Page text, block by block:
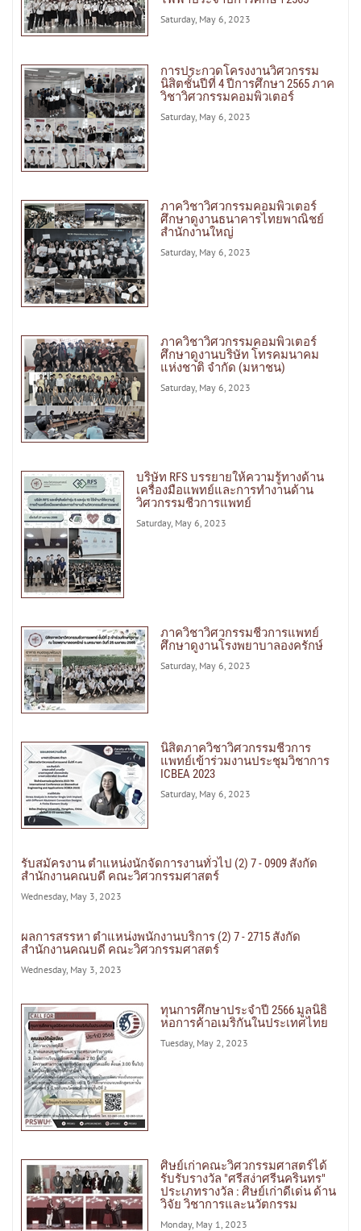
Saturday, May 6, 2023
การประกวดโครงงานวิศวกรรม
นิสิตชั้นปีที่ 4 ปีการศึกษา 2565 ภาค
วิชาวิศวกรรมคอมพิวเตอร์
Saturday, May 6, 2023
ภาควิชาวิศวกรรมคอมพิวเตอร์
ศึกษาดูงานธนาคารไทยพาณิชย์
สำนักงานใหญ่
Saturday, May 6, 2023
ภาควิชาวิศวกรรมคอมพิวเตอร์
ศึกษาดูงานบริษัท โทรคมนาคม
แห่งชาติ จำกัด (มหาชน)
Saturday, May 6, 2023
บริษัท RFS บรรยายให้ความรู้ทางด้าน
เครื่องมือแพทย์และการทำงานด้าน
วิศวกรรมชีวการแพทย์
Saturday, May 6, 2023
ภาควิชาวิศวกรรมชีวการแพทย์
ศึกษาดูงานโรงพยาบาลองครักษ์
Saturday, May 6, 2023
นิสิตภาควิชาวิศวกรรมชีวการ
แพทย์เข้าร่วมงานประชุมวิชาการ
ICBEA 2023
Saturday, May 6, 2023
รับสมัครงาน ตำแหน่งนักจัดการงานทั่วไป (2) 7 - 0909 สังกัด
สำนักงานคณบดี คณะวิศวกรรมศาสตร์
Wednesday, May 3, 2023
ผลการสรรหา ตำแหน่งพนักงานบริการ (2) 7 - 2715 สังกัด
สำนักงานคณบดี คณะวิศวกรรมศาสตร์
Wednesday, May 3, 2023
ทุนการศึกษาประจำปี 2566 มูลนิธิ
หอการค้าอเมริกันในประเทศไทย
Tuesday, May 2, 2023
ศิษย์เก่าคณะวิศวกรรมศาสตร์ได้
รับรับรางวัล "ศรีสง่าศรีนครินทร"
ประเภทรางวัล : ศิษย์เก่าดีเด่น ด้าน
วิจัย วิชาการและนวัตกรรม
Monday, May 1, 2023